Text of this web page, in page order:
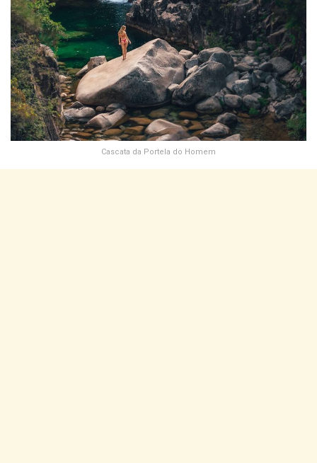
Cascata da Portela do Homem